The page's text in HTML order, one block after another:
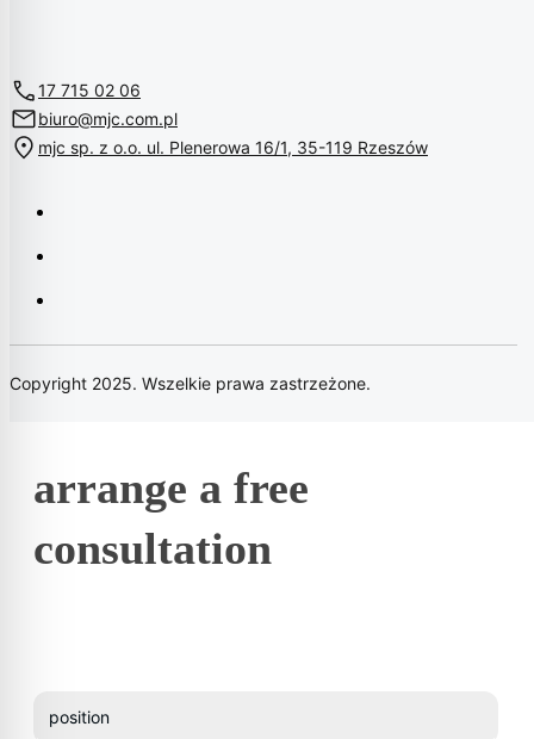
17 715 02 06
biuro@mjc.com.pl
mjc sp. z o.o. ul. Plenerowa 16/1, 35-119 Rzeszów
Copyright 2025. Wszelkie prawa zastrzeżone.
arrange a free
consultation